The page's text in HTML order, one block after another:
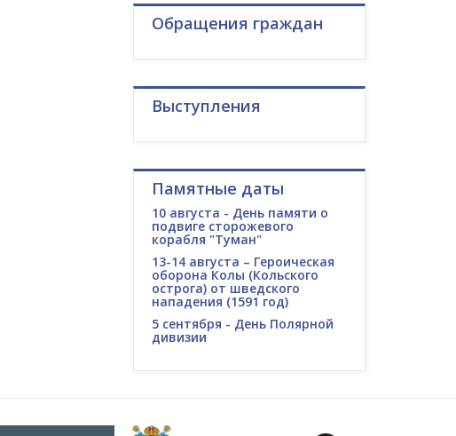
Обращения граждан
Выступления
Памятные даты
10 августа - День памяти о
подвиге сторожевого
корабля "Туман"
13-14 августа – Героическая
оборона Колы (Кольского
острога) от шведского
нападения (1591 год)
5 сентября - День Полярной
дивизии